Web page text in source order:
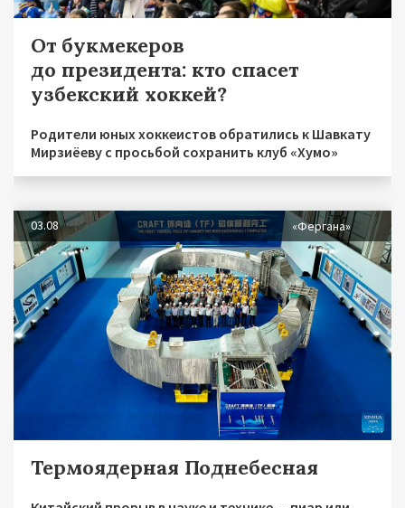
От букмекеров
до президента: кто спасет
узбекский хоккей?
Родители юных хоккеистов обратились к Шавкату
Мирзиёеву с просьбой сохранить клуб «Хумо»
03.08 «Фергана»
Термоядерная Поднебесная